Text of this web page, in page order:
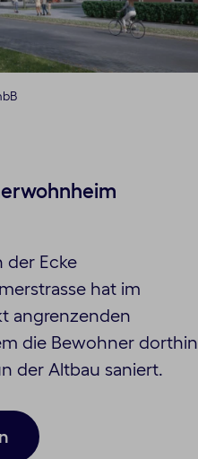
der Ecke
hat im
angrenzenden
die Bewohner dorthin
der Altbau saniert.